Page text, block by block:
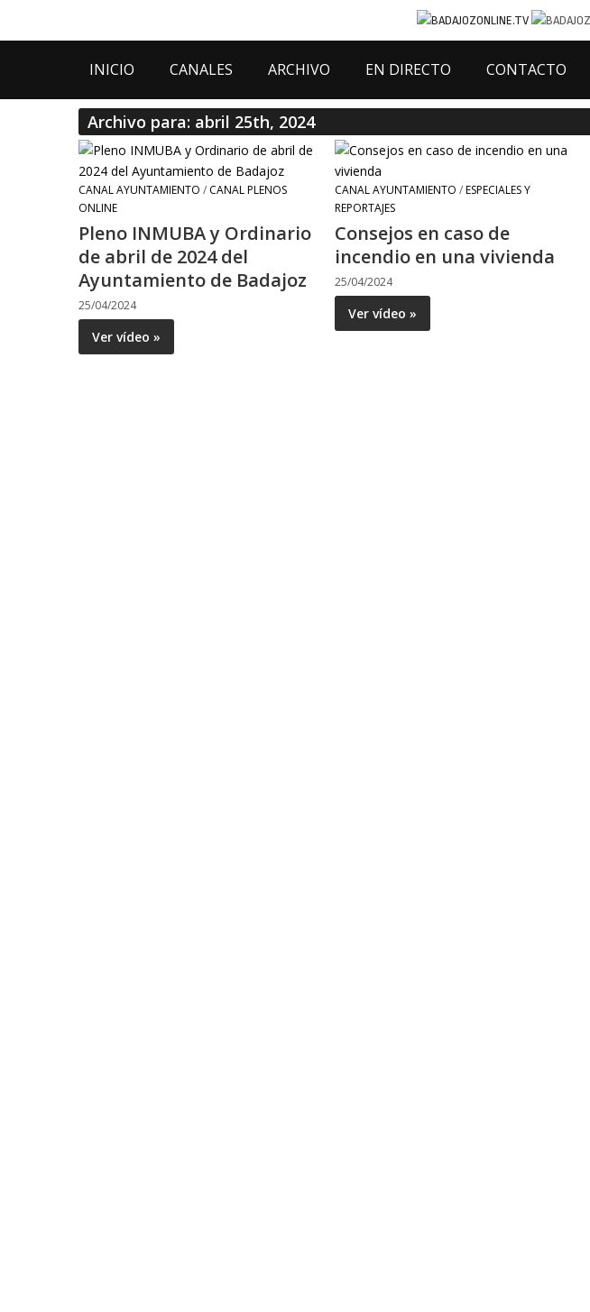
INICIO CANALES ARCHIVO EN DIRECTO CONTACTO
Archivo para: abril 25th, 2024
CANAL AYUNTAMIENTO / CANAL PLENOS
ONLINE
Pleno INMUBA y Ordinario
de abril de 2024 del
Ayuntamiento de Badajoz
25/04/2024
Ver vídeo »
CANAL AYUNTAMIENTO /ESPECIALES Y
REPORTAJES
Consejos en caso de
incendio en una vivienda
25/04/2024
Ver vídeo »